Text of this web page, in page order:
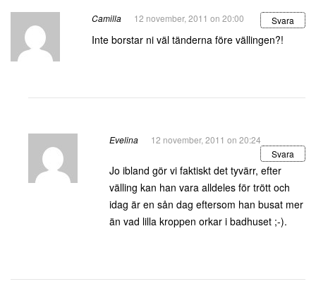
Camilla 12 november, 2011 on 20:00 Svara
Inte borstar ni väl tänderna före vällingen?!
Evelina
12 november, 2011 on 20:24
Svara
Jo ibland gör vi faktiskt det tyvärr, efter
välling kan han vara alldeles för trött och
idag är en sån dag eftersom han busat mer
än vad lilla kroppen orkar i badhuset ;-).